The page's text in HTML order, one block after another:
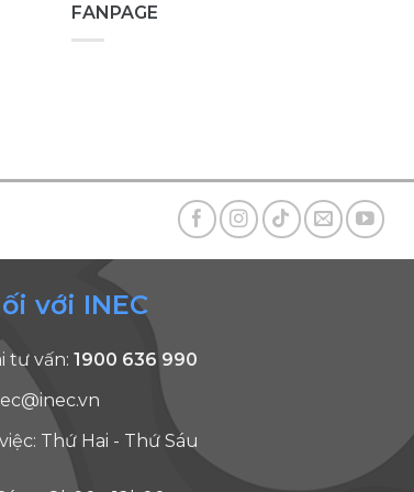
FANPAGE
với INEC
tư vấn: 1900 636 990
Thứ Hai - Thứ Sáu